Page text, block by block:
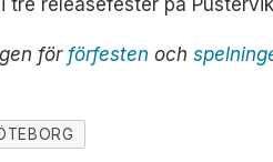
förförfesten och